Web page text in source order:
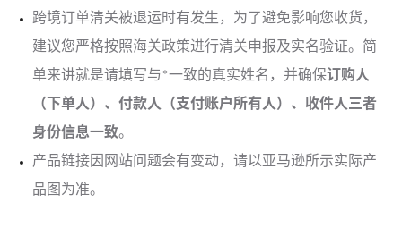
跨境订单清关被退运时有发生，为了避免影响您收货，
建议您严格按照海关政策进行清关申报及实名验证。简
单来讲就是请填写与*一致的真实姓名，并确保订购人
（下单人）、付款人（支付账户所有人）、收件人三者
身份信息一致。
产品链接因网站问题会有变动，请以亚马逊所示实际产
品图为准。